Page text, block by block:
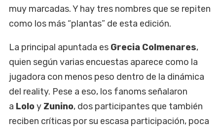
muy marcadas. Y hay tres nombres que se repiten
como los más “plantas” de esta edición.
La principal apuntada es Grecia Colmenares,
quien según varias encuestas aparece como la
jugadora con menos peso dentro de la dinámica
del reality. Pese a eso, los fanoms señalaron
a Loloy Zunino, dos participantes que también
reciben críticas por su escasa participación, poca